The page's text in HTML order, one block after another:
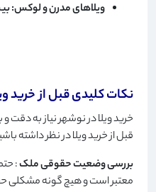
ویلاهای مدرن و لوکس: بیش از 20
نکات کلیدی قبل از خرید
خرید ویلا در نوشهر نیاز به دقت
قبل از خرید ویلا در نظر داشته
بررسی وضعیت حقوقی ملک:
معتبر است و هیچ گونه مشکلی